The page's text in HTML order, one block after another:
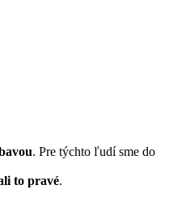
. Pre týchto ľudí sme do
to pravé.